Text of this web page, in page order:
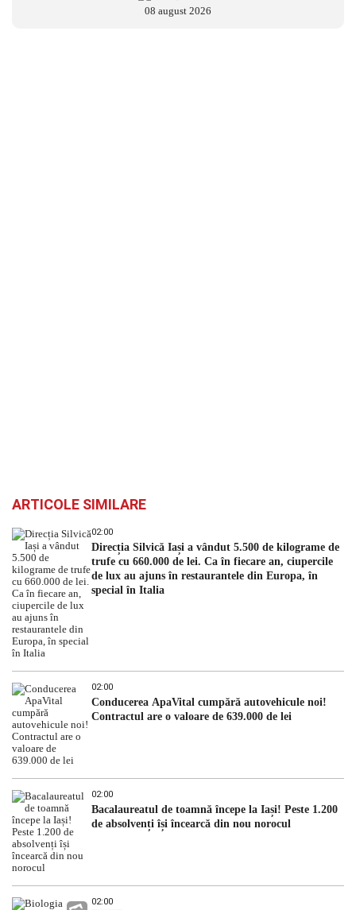
08 august 2026
ARTICOLE SIMILARE
02:00
Direcția Silvică Iași a vândut 5.500 de kilograme de
trufe cu 660.000 de lei. Ca în fiecare an, ciupercile
de lux au ajuns în restaurantele din Europa, în
special în Italia
02:00
Conducerea ApaVital cumpără autovehicule noi!
Contractul are o valoare de 639.000 de lei
02:00
Bacalaureatul de toamnă începe la Iași! Peste 1.200
de absolvenți își încearcă din nou norocul
02:00